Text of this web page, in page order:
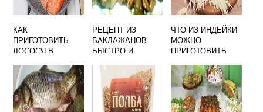
КАК
ПРИГОТОВИТЬ
ЛОСОСЯ В
СТЕЙКИ
РЕЦЕПТ ИЗ
БАКЛАЖАНОВ
БЫСТРО И
СКОВОРОДЕ СО
СМЕТАНОЙ
ЧТО ИЗ ИНДЕЙКИ
МОЖНО
ПРИГОТОВИТЬ
ВКУСНО